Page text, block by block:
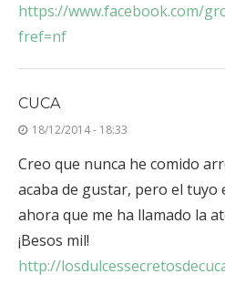
https://www.facebook.com/
fref=nf
CUCA
18/12/2014 - 18:33
Creo que nunca he comido
acaba de gustar, pero el tuyo
ahora que me ha llamado la
¡Besos mil!
http://